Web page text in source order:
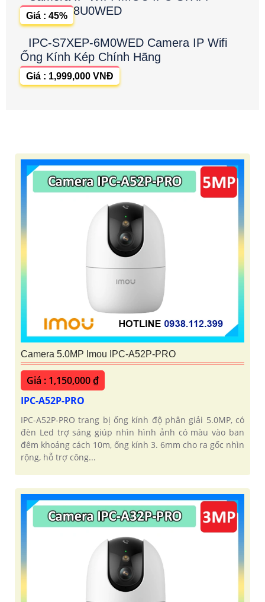
8U0WED
Giá : 45%
IPC-S7XEP-6M0WED Camera IP Wifi
Ống Kính Kép Chính Hãng
Giá : 1,999,000 VNĐ
Camera 5.0MP Imou IPC-A52P-PRO
Giá : 1,150,000 ₫
IPC-A52P-PRO
IPC-A52P-PRO trang bị ống kính độ phân giải 5.0MP, có
đèn Led trợ sáng giúp nhìn hình ảnh có màu vào ban
đêm khoảng cách 10m, ống kính 3. 6mm cho ra gốc nhìn
rộng, hỗ trợ công...